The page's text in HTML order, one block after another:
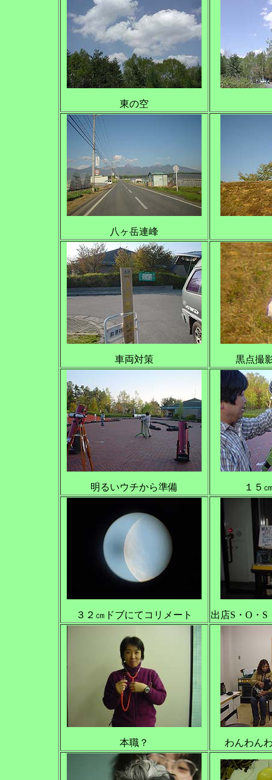
東の空
八ヶ岳連峰
車両対策 黒点撮
明るいウチから準備 １５
３２㎝ドブにてコリメート 出店S・O・
本職？ わんわん